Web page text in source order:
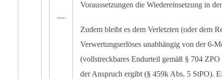
―
Voraussetzungen die Wiedereinsetzung in
Zudem bleibt es dem Verletzten (oder dem
Verwertungserlöses unabhängig von der 6-
(vollstreckbares Endurteil gemäß § 704
der Anspruch ergibt (§ 459k Abs. 5 StPO).